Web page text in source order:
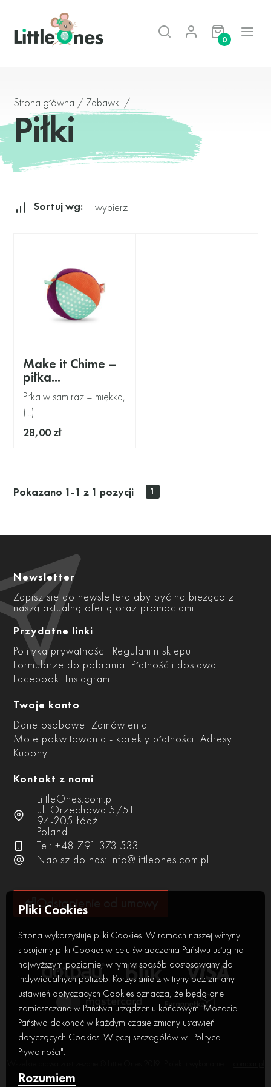
0
Strona główna / Zabawki /
Piłki
Sortuj wg: wybierz
Make it Chime –
piłka...
Piłka w sam raz – miękka,
(...)
28,00 zł
Pokazano 1-1 z 1 pozycji 1
Newsletter
Zapisz się do newslettera aby być na bieżąco z
naszą aktualną ofertą oraz promocjami.
Przydatne linki
Polityka prywatności Regulamin sklepu
Formularze do pobrania Płatność i dostawa
Facebook Instagram
Twoje konto
Dane osobowe Zamówienia
Moje pokwitowania - korekty płatności Adresy
Kupony
Kontakt z nami
LittleOnes.com.pl
ul. Orzechowa 5/51
94-205 Łódź
Poland
Tel: +48 791 373 533
Napisz do nas: info@littleones.com.pl
⏎Odstąpienie od umowy
Pliki Cookies
Strona wykorzystuje pliki Cookies. W ramach naszej witryny
stosujemy pliki Cookies w celu świadczenia Państwu usług na
najwyższym poziomie, w tym w sposób dostosowany do
indywidualnych potrzeb. Korzystanie z witryny bez zmiany
ustawień dotyczących Cookies oznacza, że będą one
zamieszczane w Państwa urządzeniu końcowym. Możecie
Państwo dokonać w każdym czasie zmiany ustawień
dotyczących Cookies. Więcej szczegółów w "Polityce
Prywatności".
Rozumiem